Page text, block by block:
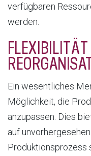
verfügbaren
werden.
Ein wesentliches
Möglichkeit, die
anzupassen. Dies
auf
Produktionsprozess